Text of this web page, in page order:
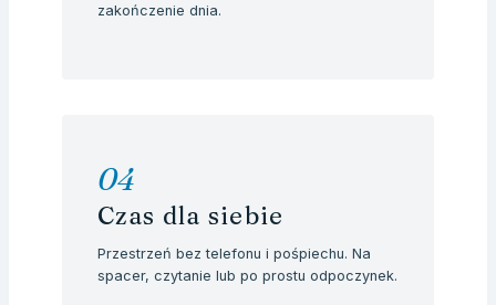
zakończenie dnia.
04
Czas dla siebie
Przestrzeń bez telefonu i pośpiechu. Na
spacer, czytanie lub po prostu odpoczynek.